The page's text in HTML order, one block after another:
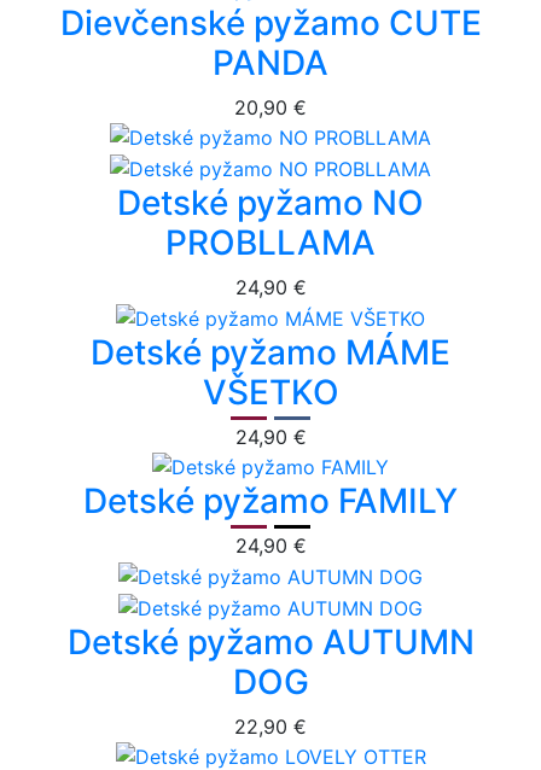
Dievčenské pyžamo CUTE
PANDA
20,90 €
Detské pyžamo NO
PROBLLAMA
24,90 €
Detské pyžamo MÁME
VŠETKO
24,90 €
Detské pyžamo FAMILY
24,90 €
Detské pyžamo AUTUMN
DOG
22,90 €